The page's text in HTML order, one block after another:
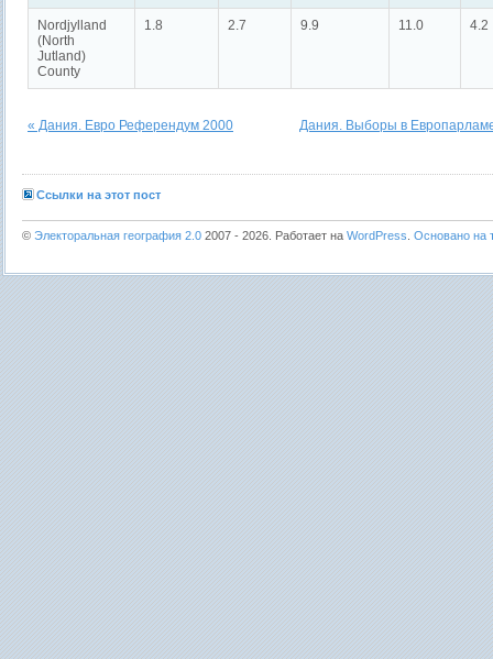
Nordjylland
(North
Jutland)
County
1.8 2.7 9.9 11.0 4.2
« Дания. Евро Референдум 2000 Дания. Выборы в
Ссылки на этот пост
© Электоральная география 2.0 2007 - 2026. Работает на WordPress Основано на